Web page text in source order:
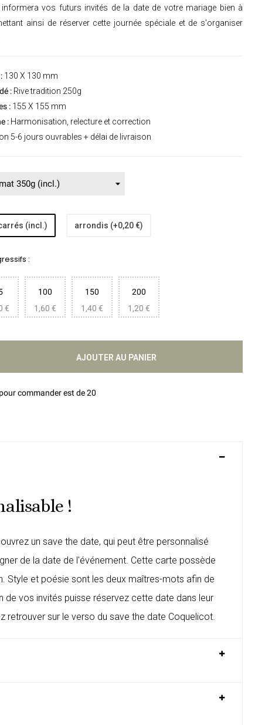
informera vos futurs invités de la date de votre mariage bien à
ainsi de réserver cette journée spéciale et de s'organiser
130 X 130 mm
: Rive tradition 250g
: 155 X 155 mm
: Harmonisation, relecture et correction
5-6 jours ouvrables + délai de livraison
(incl.) arrondis (+0,20 €)
:
€
100
1,60 €
150
1,40 €
200
1,20 €
AJOUTER AU PANIER
commander est de 20
!
un save the date, qui peut être personnalisé
de la date de l'événement. Cette carte possède
Style et poésie sont les deux maîtres-mots afin de
de vos invités puisse réservez cette date dans leur
retrouver sur le verso du save the date Coquelicot.